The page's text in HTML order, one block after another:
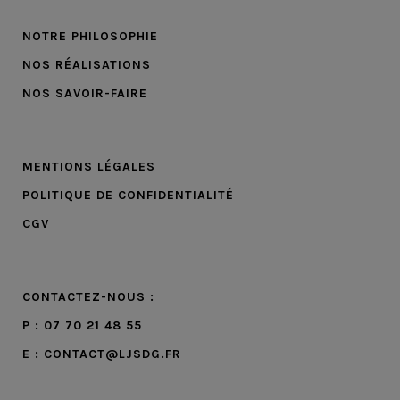
NOTRE PHILOSOPHIE
NOS RÉALISATIONS
NOS SAVOIR-FAIRE
MENTIONS LÉGALES
POLITIQUE DE CONFIDENTIALITÉ
CGV
CONTACTEZ-NOUS :
P : 07 70 21 48 55
E : CONTACT@LJSDG.FR